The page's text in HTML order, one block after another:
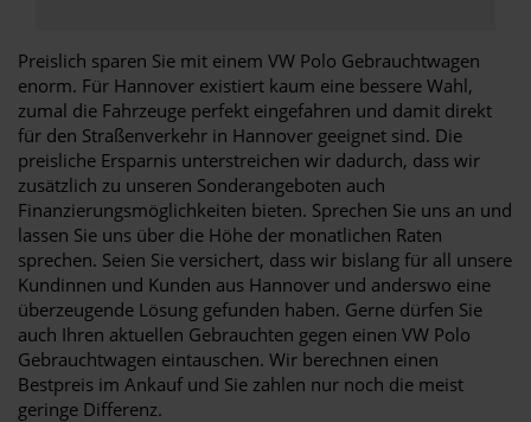
Preislich sparen Sie mit einem VW Polo Gebrauchtwagen
enorm. Für Hannover existiert kaum eine bessere Wahl,
zumal die Fahrzeuge perfekt eingefahren und damit direkt
für den Straßenverkehr in Hannover geeignet sind. Die
preisliche Ersparnis unterstreichen wir dadurch, dass wir
zusätzlich zu unseren Sonderangeboten auch
Finanzierungsmöglichkeiten bieten. Sprechen Sie uns an und
lassen Sie uns über die Höhe der monatlichen Raten
sprechen. Seien Sie versichert, dass wir bislang für all unsere
Kundinnen und Kunden aus Hannover und anderswo eine
überzeugende Lösung gefunden haben. Gerne dürfen Sie
auch Ihren aktuellen Gebrauchten gegen einen VW Polo
Gebrauchtwagen eintauschen. Wir berechnen einen
Bestpreis im Ankauf und Sie zahlen nur noch die meist
geringe Differenz.